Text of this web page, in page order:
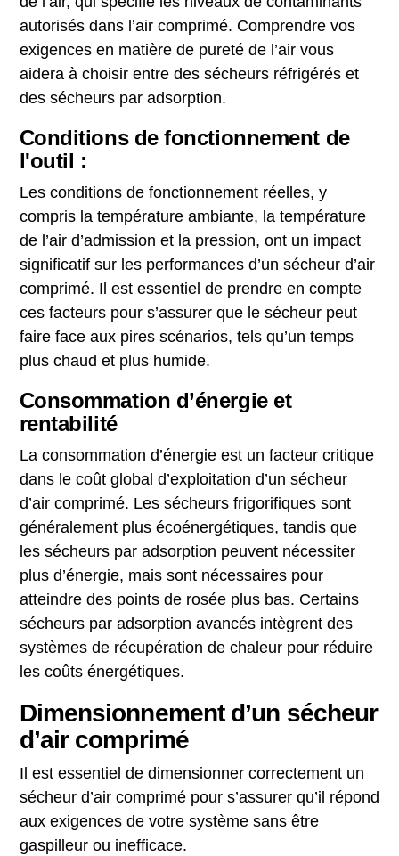
autorisés dans l’air comprimé. Comprendre vos
exigences en matière de pureté de l’air vous
aidera à choisir entre des sécheurs réfrigérés et
des sécheurs par adsorption.
Conditions de fonctionnement de
l'outil :
Les conditions de fonctionnement réelles, y
compris la température ambiante, la température
de l’air d’admission et la pression, ont un impact
significatif sur les performances d’un sécheur d’air
comprimé. Il est essentiel de prendre en compte
ces facteurs pour s’assurer que le sécheur peut
faire face aux pires scénarios, tels qu’un temps
plus chaud et plus humide.
Consommation d’énergie et
rentabilité
La consommation d’énergie est un facteur critique
dans le coût global d’exploitation d’un sécheur
d’air comprimé. Les sécheurs frigorifiques sont
généralement plus écoénergétiques, tandis que
les sécheurs par adsorption peuvent nécessiter
plus d’énergie, mais sont nécessaires pour
atteindre des points de rosée plus bas. Certains
sécheurs par adsorption avancés intègrent des
systèmes de récupération de chaleur pour réduire
les coûts énergétiques.
Dimensionnement d’un sécheur
d’air comprimé
Il est essentiel de dimensionner correctement un
sécheur d’air comprimé pour s’assurer qu’il répond
aux exigences de votre système sans être
gaspilleur ou inefficace.